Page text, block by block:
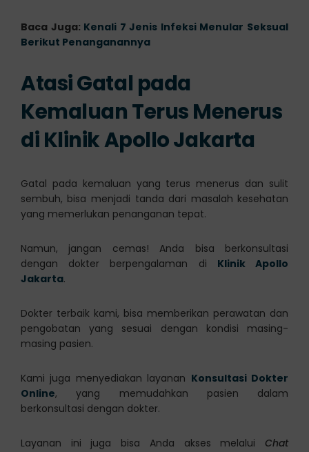
Baca Juga: Kenali 7 Jenis Infeksi Menular Seksual
Berikut Penanganannya
Atasi Gatal pada
Kemaluan Terus Menerus
di Klinik Apollo Jakarta
Gatal pada kemaluan yang terus menerus dan sulit
sembuh, bisa menjadi tanda dari masalah kesehatan
yang memerlukan penanganan tepat.
Namun, jangan cemas! Anda bisa berkonsultasi
dengan dokter berpengalaman di Klinik Apollo
Jakarta.
Dokter terbaik kami, bisa memberikan perawatan dan
pengobatan yang sesuai dengan kondisi masing-
masing pasien.
Kami juga menyediakan layanan Konsultasi Dokter
Online, yang memudahkan pasien dalam
berkonsultasi dengan dokter.
Layanan ini juga bisa Anda akses melaluiChat